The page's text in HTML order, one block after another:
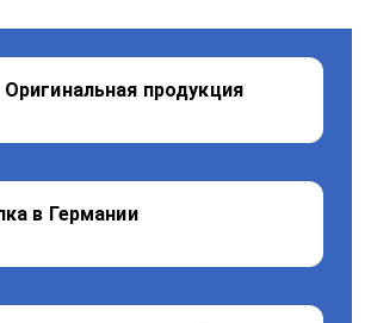
Оригинальная продукция
в Германии